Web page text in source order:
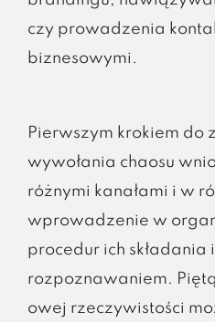
czy prowadzenia
biznesowymi.
Pierwszym krokiem do
wywołania chaosu
różnymi kanałami i w
wprowadzenie w
procedur ich
rozpoznawaniem.
owej rzeczywistości